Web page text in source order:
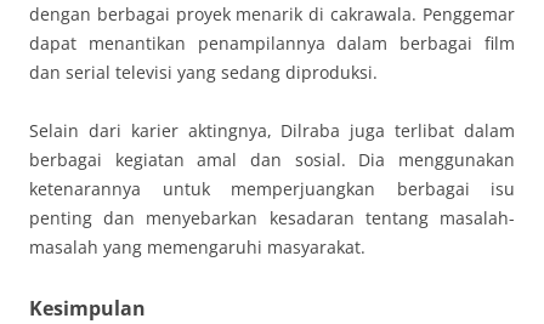
dengan berbagai proyek menarik di cakrawala. Penggemar
dapat menantikan penampilannya dalam berbagai film
dan serial televisi yang sedang diproduksi.
Selain dari karier aktingnya, Dilraba juga terlibat dalam
berbagai kegiatan amal dan sosial. Dia menggunakan
ketenarannya untuk memperjuangkan berbagai isu
penting dan menyebarkan kesadaran tentang masalah-
masalah yang memengaruhi masyarakat.
Kesimpulan